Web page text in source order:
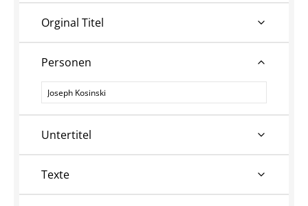
Orginal Titel
Personen
Personen
Untertitel
Texte